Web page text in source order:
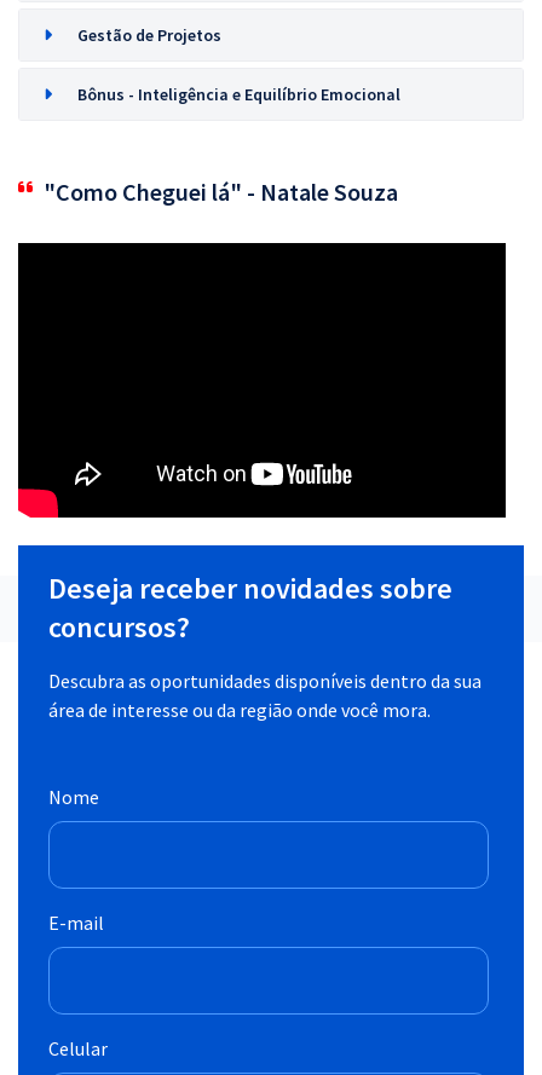
Gestão de Projetos
Bônus - Inteligência e Equilíbrio Emocional
"Como Cheguei lá" - Natale Souza
Deseja receber novidades sobre
concursos?
Descubra as oportunidades disponíveis dentro da sua
área de interesse ou da região onde você mora.
Nome
E-mail
Celular